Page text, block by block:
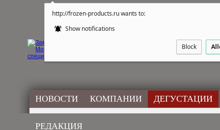
http://frozen-products.ru wants to:
Show notifications
Block
НОВОСТИ КОМПАНИИ ДЕГУСТАЦИИ
РЕДАКЦИЯ